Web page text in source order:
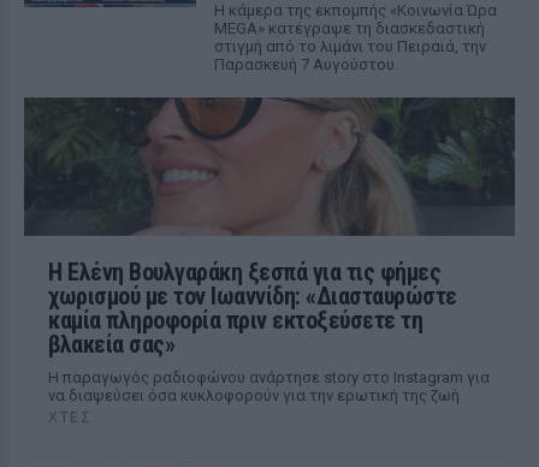
Η κάμερα της εκπομπής «Κοινωνία Ώρα
MEGA» κατέγραψε τη διασκεδαστική
στιγμή από το λιμάνι του Πειραιά, την
Παρασκευή 7 Αυγούστου.
Η Ελένη Βουλγαράκη ξεσπά για τις φήμες
χωρισμού με τον Ιωαννίδη: «Διασταυρώστε
καμία πληροφορία πριν εκτοξεύσετε τη
βλακεία σας»
Η παραγωγός ραδιοφώνου ανάρτησε story στο Instagram για
να διαψεύσει όσα κυκλοφορούν για την ερωτική της ζωή
ΧΤΕΣ